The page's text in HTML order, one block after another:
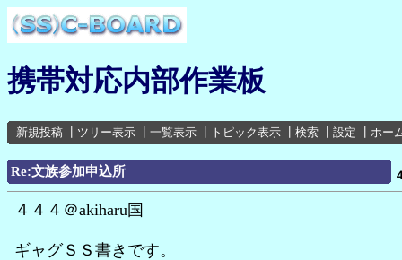
携帯対応内部作業板
新規投稿 ツリー表示 一覧表示 トピック表示 検索 設定 ホー
Re:文族参加申込所
４４４＠akiharu国
ギャグＳＳ書きです。